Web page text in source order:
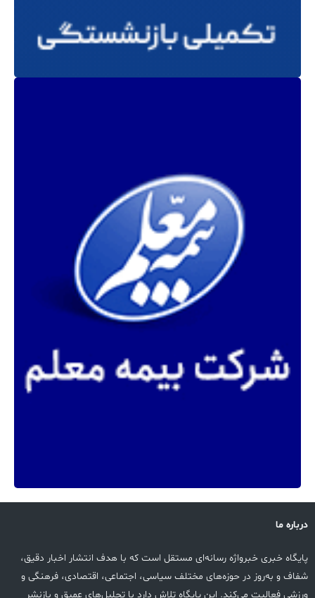
درباره ما
پایگاه خبری خبرواژه رسانه‌ای مستقل است که با هدف انتشار اخبار دقیق،
شفاف و به‌روز در حوزه‌های مختلف سیاسی، اجتماعی، اقتصادی، فرهنگی و
ورزشی فعالیت می‌کند. این پایگاه تلاش دارد با تحلیل‌های عمیق و بازنشر